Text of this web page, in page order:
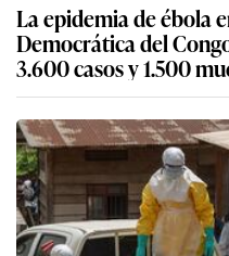
La epidemia de ébola
Democrática del
3.600 casos y 1.500